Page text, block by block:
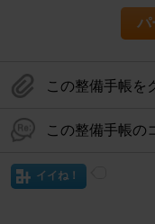
パ
この整備手帳を
この整備手帳の
イイね！